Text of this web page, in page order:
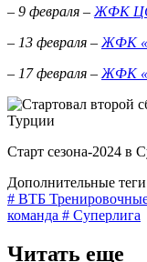
– 9 февраля – ЖФК
– 13 февраля – ЖФК
– 17 февраля – ЖФК
Старт сезона-2024 в
Дополнительные теги
# ВТБ
команда # Суперлига
Читать еще